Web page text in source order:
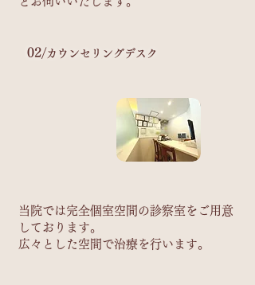
​02/カウンセリングデスク
当院では完全個室空間の診察室をご用意
しております。
​広々とした空間で治療を行います。